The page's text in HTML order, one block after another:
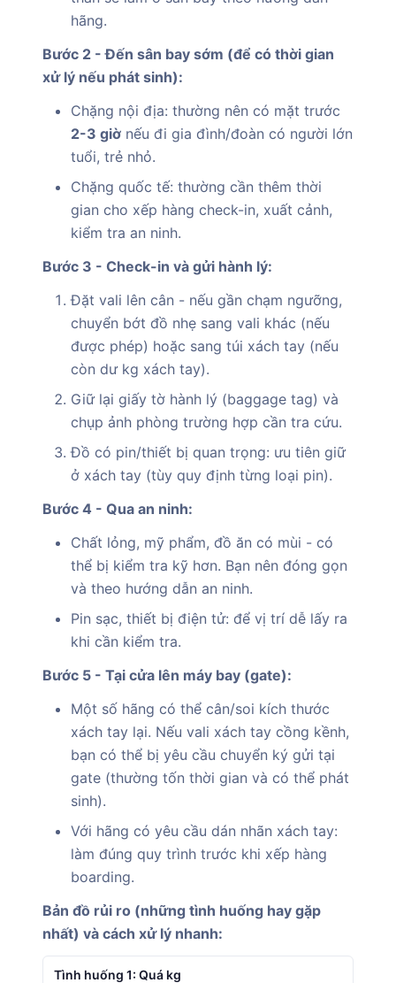
hãng.
Bước 2 - Đến sân bay sớm (để có thời gian
xử lý nếu phát sinh):
Chặng nội địa: thường nên có mặt trước
2-3 giờ nếu đi gia đình/đoàn có người lớn
tuổi, trẻ nhỏ.
Chặng quốc tế: thường cần thêm thời
gian cho xếp hàng check-in, xuất cảnh,
kiểm tra an ninh.
Bước 3 - Check-in và gửi hành lý:
Đặt vali lên cân - nếu gần chạm ngưỡng,
chuyển bớt đồ nhẹ sang vali khác (nếu
được phép) hoặc sang túi xách tay (nếu
còn dư kg xách tay).
Giữ lại giấy tờ hành lý (baggage tag) và
chụp ảnh phòng trường hợp cần tra cứu.
Đồ có pin/thiết bị quan trọng: ưu tiên giữ
ở xách tay (tùy quy định từng loại pin).
Bước 4 - Qua an ninh:
Chất lỏng, mỹ phẩm, đồ ăn có mùi - có
thể bị kiểm tra kỹ hơn. Bạn nên đóng gọn
và theo hướng dẫn an ninh.
Pin sạc, thiết bị điện tử: để vị trí dễ lấy ra
khi cần kiểm tra.
Bước 5 - Tại cửa lên máy bay (gate):
Một số hãng có thể cân/soi kích thước
xách tay lại. Nếu vali xách tay cồng kềnh,
bạn có thể bị yêu cầu chuyển ký gửi tại
gate (thường tốn thời gian và có thể phát
sinh).
Với hãng có yêu cầu dán nhãn xách tay:
làm đúng quy trình trước khi xếp hàng
boarding.
Bản đồ rủi ro (những tình huống hay gặp
nhất) và cách xử lý nhanh:
Tình huống 1: Quá kg